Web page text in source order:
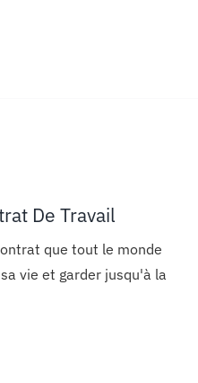
De Travail
que tout le monde
vie et garder jusqu'à la